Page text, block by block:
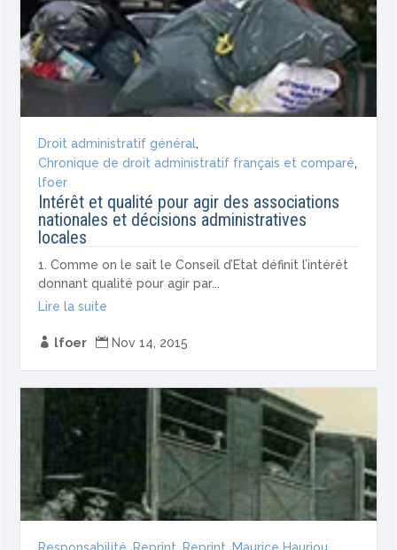
Droit administratif général,
Chronique de droit administratif français et comparé,
lfoer
Intérêt et qualité pour agir des associations
nationales et décisions administratives
locales
1. Comme on le sait le Conseil d’Etat définit l’intérêt
donnant qualité pour agir par...
Lire la suite
 lfoer  Nov 14, 2015